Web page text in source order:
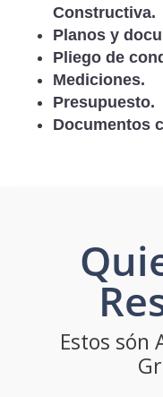
Constructiva.
Planos y
Pliego de
Mediciones.
Presupuesto.
Documentos
Estos són